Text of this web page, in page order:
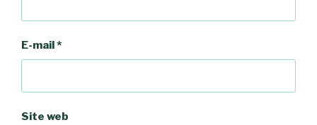
E-mail*
Site web